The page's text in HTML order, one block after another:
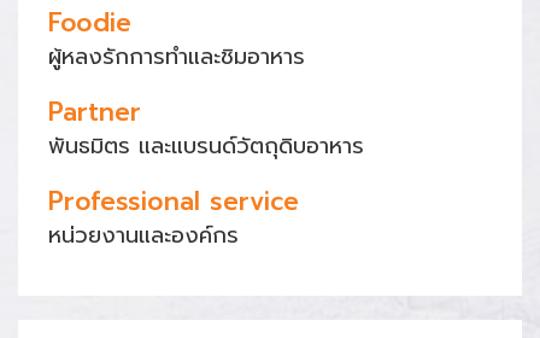
Foodie
ผู้หลงรักการทำและชิมอาหาร
Partner
พันธมิตร และแบรนด์วัตถุดิบอาหาร
Professional service
หน่วยงานและองค์กร